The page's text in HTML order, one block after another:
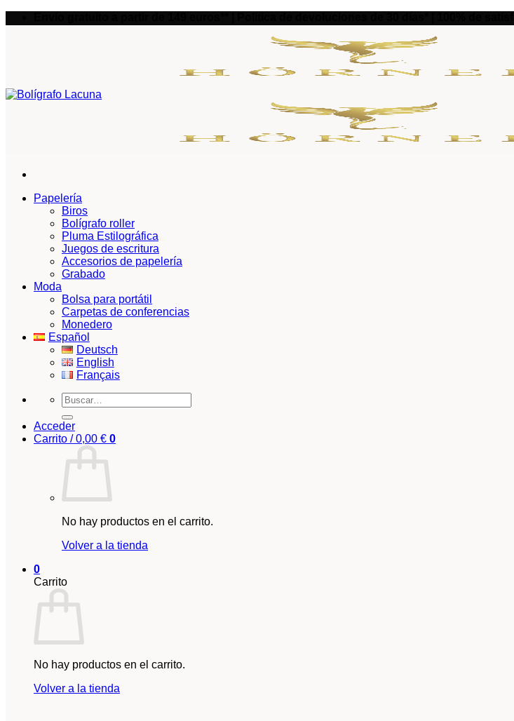
al
Papelería
Biros
Bolígrafo roller
Pluma Estilográfica
Juegos de escritura
Accesorios de papelería
Grabado
Moda
Bolsa para portátil
Carpetas de conferencias
Monedero
Español
Deutsch
English
Français
Buscar
por:
Acceder
Carrito /0,00 € 0
No hay productos en el carrito.
Volver a la tienda
0
Carrito
No hay productos en el carrito.
Volver a la tienda